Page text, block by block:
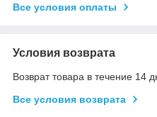
Все условия оплаты
Условия возврата
Возврат товара в течение 14
Все условия возврата